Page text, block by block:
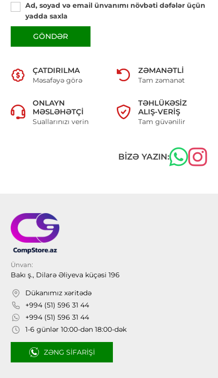
Ad, soyad və email ünvanımı növbəti dəfələr üçün
yadda saxla
GÖNDƏR
ÇATDIRILMA
Məsafəyə görə
ZƏMANƏTLI
Tam zəmanət
ONLAYN
MƏSLƏHƏTÇI
Suallarınızı verin
TƏHLÜKƏSIZ
ALIŞ-VERIŞ
Tam güvənilir
BIZƏ YAZIN:
Ünvan:
Bakı ş., Dilarə Əliyeva küçəsi 196
Dükanımız xəritədə
+994 (51) 596 31 44
+994 (51) 596 31 44
1-6 günlər 10:00-dən 18:00-dək
ZƏNG SIFARIŞI